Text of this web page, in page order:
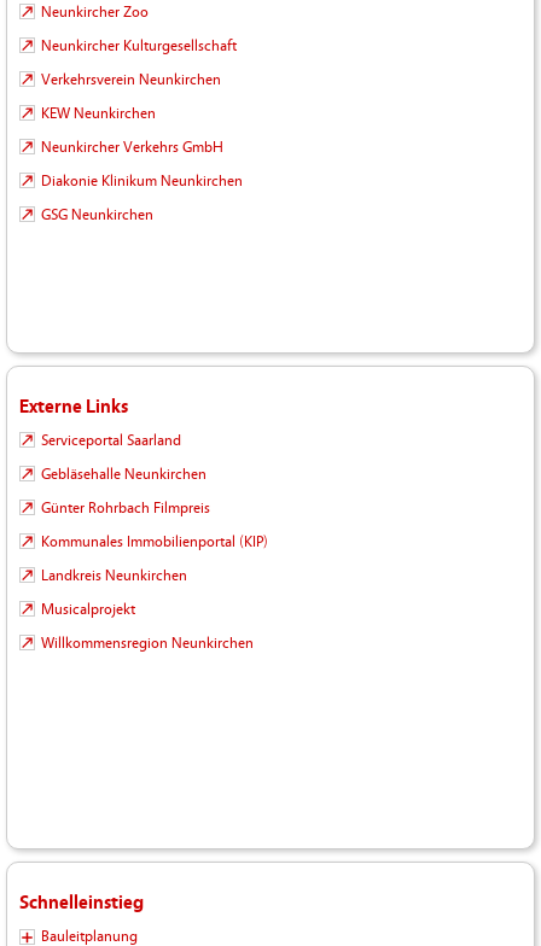
Neunkircher Zoo
Neunkircher Kulturgesellschaft
Verkehrsverein Neunkirchen
KEW Neunkirchen
Neunkircher Verkehrs GmbH
Diakonie Klinikum Neunkirchen
GSG Neunkirchen
Externe Links
Serviceportal Saarland
Gebläsehalle Neunkirchen
Günter Rohrbach Filmpreis
Kommunales Immobilienportal (KIP)
Landkreis Neunkirchen
Musicalprojekt
Willkommensregion Neunkirchen
Schnelleinstieg
Bauleitplanung